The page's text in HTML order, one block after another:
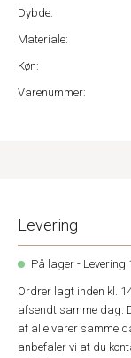
Dybde:
Materiale:
Køn:
Varenummer:
Levering
På lager - Levering
Ordrer lagt inden kl.
afsendt samme dag.
af alle varer samme
anbefaler vi at du